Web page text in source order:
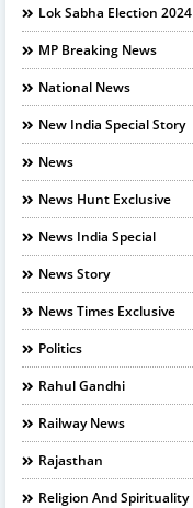
Lok Sabha Election 2024
MP Breaking News
National News
New India Special Story
News
News Hunt Exclusive
News India Special
News Story
News Times Exclusive
Politics
Rahul Gandhi
Railway News
Rajasthan
Religion And Spirituality